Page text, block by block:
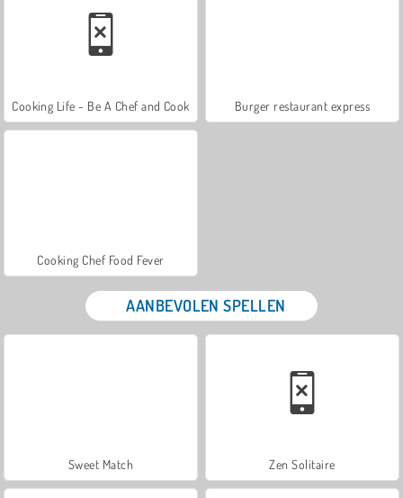
Cooking Life - Be A Chef and Cook Burger restaurant express
Cooking Chef Food Fever
AANBEVOLEN SPELLEN
Sweet Match Zen Solitaire